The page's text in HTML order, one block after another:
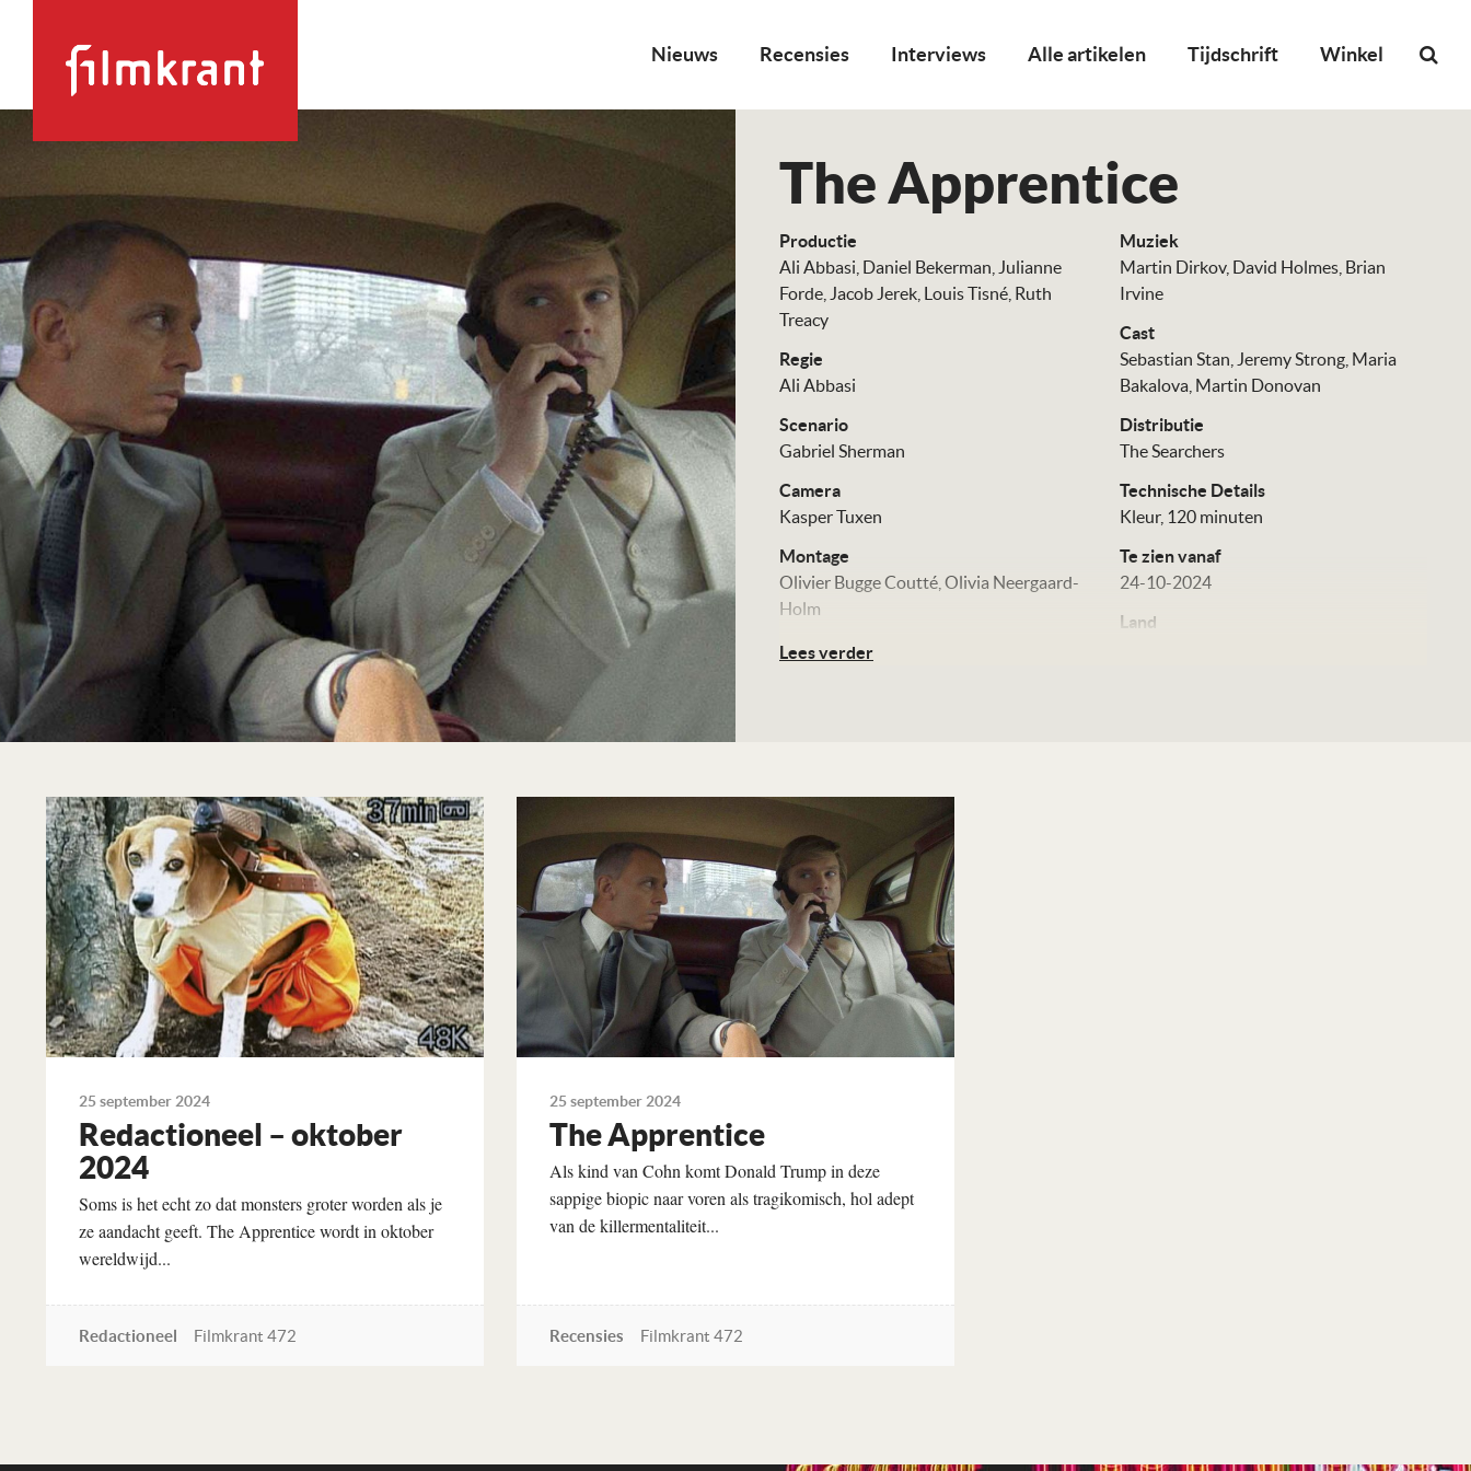
Nieuws Recensies Interviews Alle artikelen Tijdschrift Winkel
The Apprentice
Productie
Ali Abbasi Daniel Bekerman Julianne
Forde Jacob Jerek Louis Tisné Ruth
Treacy
Regie
Ali Abbasi
Scenario
Gabriel Sherman
Camera
Kasper Tuxen
Montage
Olivier Bugge Coutté Olivia Neergaard-
Holm
Production design
Muziek
Martin Dirkov David Holmes Brian
Irvine
Cast
Sebastian Stan Jeremy Strong Maria
Bakalova Martin Donovan
Distributie
The Searchers
Technische Details
Kleur, 120 minuten
Te zien vanaf
24-10-2024
Land
Lees verder
25 september 2024
Redactioneel – oktober
2024
Soms is het echt zo dat monsters groter worden als je
ze aandacht geeft. The Apprentice wordt in oktober
wereldwijd...
Redactioneel Filmkrant 472
25 september 2024
The Apprentice
Als kind van Cohn komt Donald Trump in deze
sappige biopic naar voren als tragikomisch, hol adept
van de killermentaliteit...
Recensies Filmkrant 472